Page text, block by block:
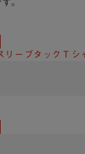
。
リーブタックＴ